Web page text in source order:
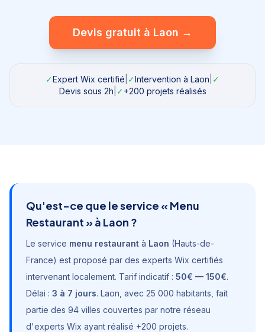
Devis gratuit à Laon →
✓Expert Wix certifié ✓Intervention à Laon ✓
Devis sous 2h ✓+200 projets réalisés
Qu'est-ce que le service « Menu
Restaurant » à Laon ?
Le service menu restaurant à Laon (Hauts-de-
France) est proposé par des experts Wix certifiés
intervenant localement. Tarif indicatif : 50€ — 150€.
Délai : 3 à 7 jours. Laon , avec 25 000 habitants , fait
partie des 94 villes couvertes par notre réseau
d'experts Wix ayant réalisé +200 projets.